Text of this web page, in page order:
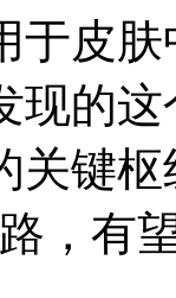
于皮
现的
关键
，有